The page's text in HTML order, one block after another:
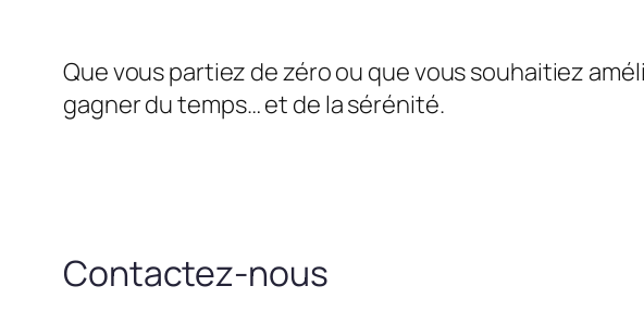
Que vous partiez de zéro ou que vous souhaitiez
gagner du temps… et de la sérénité.
Contactez-nous